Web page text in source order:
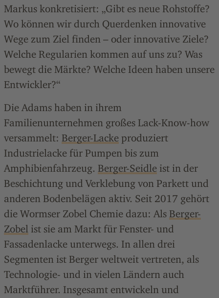
Markus konkretisiert: „Gibt es neue Rohstoffe?
Wo können wir durch Querdenken innovative
Wege zum Ziel finden – oder innovative Ziele?
Welche Regularien kommen auf uns zu? Was
bewegt die Märkte? Welche Ideen haben unsere
Entwickler?“
Die Adams haben in ihrem
Familienunternehmen großes Lack-Know-how
versammelt: Berger-Lacke produziert
Industrielacke für Pumpen bis zum
Amphibienfahrzeug. Berger-Seidle ist in der
Beschichtung und Verklebung von Parkett und
anderen Bodenbelägen aktiv. Seit 2017 gehört
die Wormser Zobel Chemie dazu: Als Berger-
Zobel ist sie am Markt für Fenster- und
Fassadenlacke unterwegs. In allen drei
Segmenten ist Berger weltweit vertreten, als
Technologie- und in vielen Ländern auch
Marktführer. Insgesamt entwickeln und